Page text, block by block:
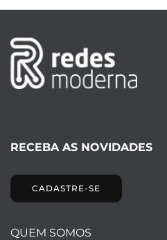
RECEBA AS NOVIDADES
CADASTRE-SE
QUEM SOMOS